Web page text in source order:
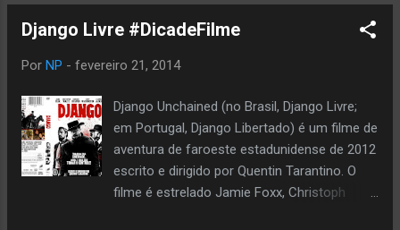
com a HQ digital por mais U$ 2.99. Grande
parte da renda obtida com a venda do filme
Sabotage. Adquira já......
itunes.com/sabotage
Django Livre #DicadeFilme
Por NP - fevereiro 21, 2014
Django Unchained (no Brasil, Django Livre;
em Portugal, Django Libertado) é um filme de
aventura de faroeste estadunidense de 2012
escrito e dirigido por Quentin Tarantino. O
filme é estrelado Jamie Foxx, Christoph